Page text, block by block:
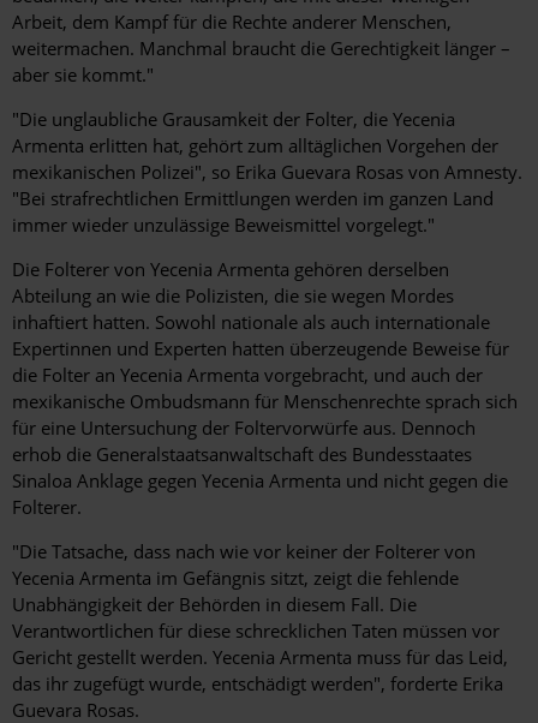
Arbeit, dem Kampf für die Rechte anderer Menschen,
weitermachen. Manchmal braucht die Gerechtigkeit länger –
aber sie kommt."
"Die unglaubliche Grausamkeit der Folter, die Yecenia
Armenta erlitten hat, gehört zum alltäglichen Vorgehen der
mexikanischen Polizei", so Erika Guevara Rosas von Amnesty.
"Bei strafrechtlichen Ermittlungen werden im ganzen Land
immer wieder unzulässige Beweismittel vorgelegt."
Die Folterer von Yecenia Armenta gehören derselben
Abteilung an wie die Polizisten, die sie wegen Mordes
inhaftiert hatten. Sowohl nationale als auch internationale
Expertinnen und Experten hatten überzeugende Beweise für
die Folter an Yecenia Armenta vorgebracht, und auch der
mexikanische Ombudsmann für Menschenrechte sprach sich
für eine Untersuchung der Foltervorwürfe aus. Dennoch
erhob die Generalstaatsanwaltschaft des Bundesstaates
Sinaloa Anklage gegen Yecenia Armenta und nicht gegen die
Folterer.
"Die Tatsache, dass nach wie vor keiner der Folterer von
Yecenia Armenta im Gefängnis sitzt, zeigt die fehlende
Unabhängigkeit der Behörden in diesem Fall. Die
Verantwortlichen für diese schrecklichen Taten müssen vor
Gericht gestellt werden. Yecenia Armenta muss für das Leid,
das ihr zugefügt wurde, entschädigt werden", forderte Erika
Guevara Rosas.